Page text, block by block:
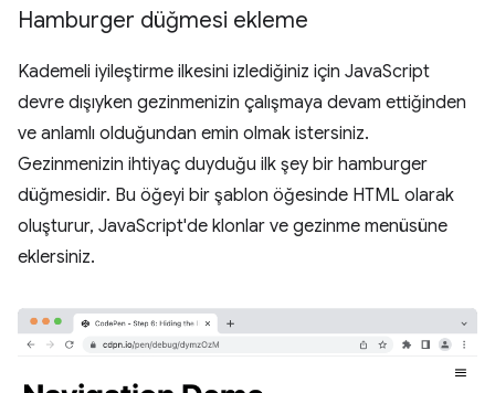
Hamburger düğmesi ekleme
Kademeli iyileştirme ilkesini izlediğiniz için JavaScript
devre dışıyken gezinmenizin çalışmaya devam ettiğinden
ve anlamlı olduğundan emin olmak istersiniz.
Gezinmenizin ihtiyaç duyduğu ilk şey bir hamburger
düğmesidir. Bu öğeyi bir şablon öğesinde HTML olarak
oluşturur, JavaScript'de klonlar ve gezinme menüsüne
eklersiniz.